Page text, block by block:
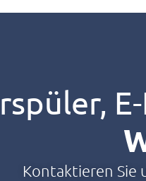
Kontaktieren Sie